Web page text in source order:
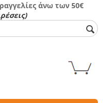
άνω των 50€